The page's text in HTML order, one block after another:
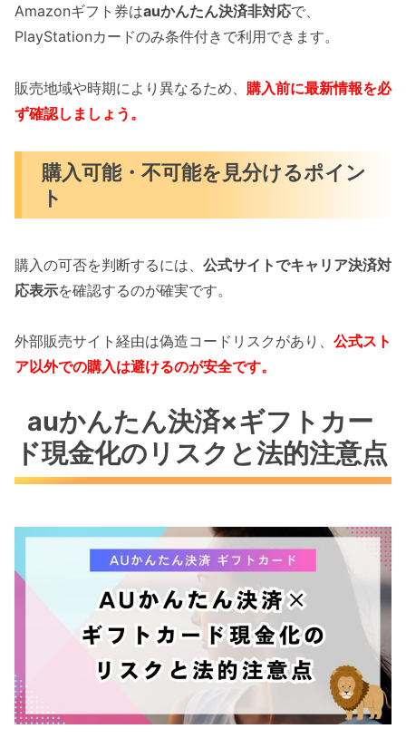
Amazonギフト券はauかんたん決済非対応で、
PlayStationカードのみ条件付きで利用できます。
販売地域や時期により異なるため、 購入前に最新情報を必
ず確認しましょう。
購入可能・不可能を見分けるポイン
ト
購入の可否を判断するには、 公式サイトでキャリア決済対
応表示を確認するのが確実です。
外部販売サイト経由は偽造コードリスクがあり、 公式スト
ア以外での購入は避けるのが安全です。
auかんたん決済×ギフトカー
ド現金化のリスクと法的注意点